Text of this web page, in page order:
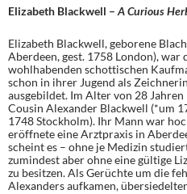
Elizabeth Blackwell – A Curious
Elizabeth Blackwell, geborene
Aberdeen, gest. 1758 London), war
wohlhabenden schottischen
schon in ihrer Jugend als
ausgebildet. Im Alter von 28
Cousin Alexander Blackwell (*um
1748 Stockholm). Ihr Mann war
eröffnete eine Arztpraxis in
scheint es – ohne je Medizin
zumindest aber ohne eine gültige
zu besitzen. Als Gerüchte um die
Alexanders aufkamen,